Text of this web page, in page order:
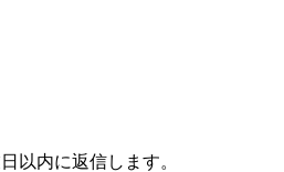
以内に返信します。